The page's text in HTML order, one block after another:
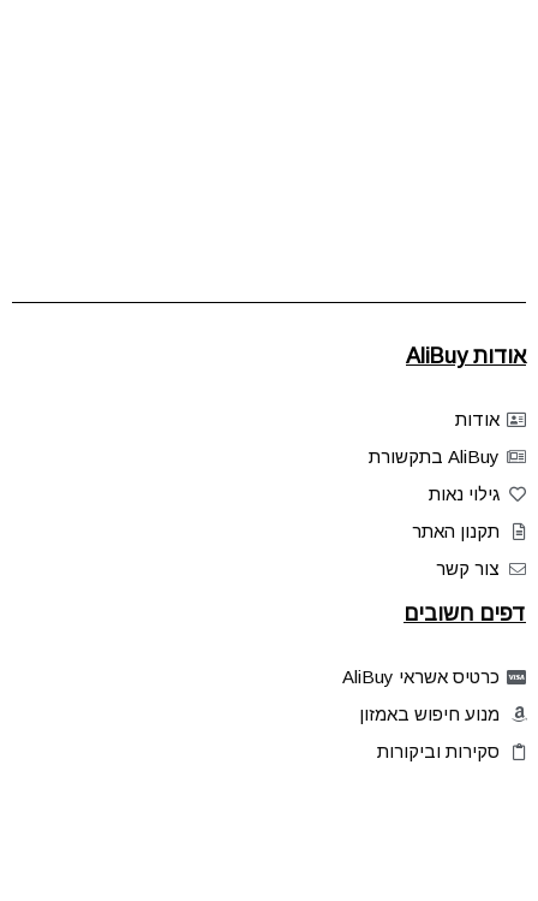
אודות AliBuy
אודות
AliBuy בתקשורת
גילוי נאות
תקנון האתר
צור קשר
דפים חשובים
כרטיס אשראי AliBuy
מנוע חיפוש באמזון
סקירות וביקורות